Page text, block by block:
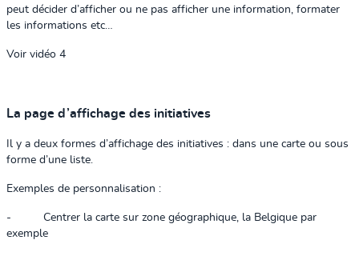
peut décider d’afficher ou ne pas afficher une information, formater
les informations etc…
Voir vidéo 4
La page d’affichage des initiatives
Il y a deux formes d’affichage des initiatives : dans une carte ou sous
forme d’une liste.
Exemples de personnalisation :
-
Centrer la carte sur zone géographique, la Belgique par
exemple